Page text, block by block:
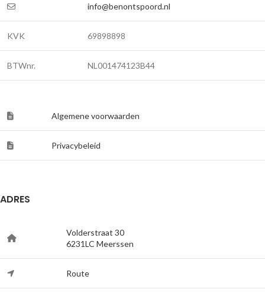
info@benontspoord.nl
KVK 69898898
BTWnr. NL001474123B44
Algemene voorwaarden
Privacybeleid
ADRES
Volderstraat 30
6231LC Meerssen
Route